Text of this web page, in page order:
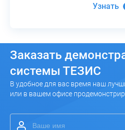
Узнать
Заказать
системы ТЕЗИС
В удобное для вас время наш
или в вашем офисе